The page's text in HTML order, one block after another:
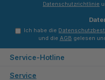
Datenschutzrichtlinie
Ich habe die
und die AGB gelesen
Service-Hotline
Service